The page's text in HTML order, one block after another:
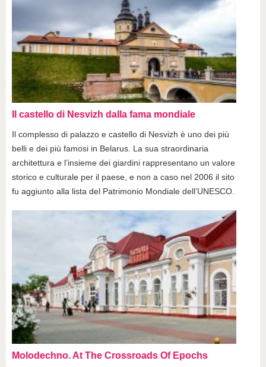
Il castello di Nesvizh dalla fama mondiale
Il complesso di palazzo e castello di Nesvizh è uno dei più
belli e dei più famosi in Belarus. La sua straordinaria
architettura e l’insieme dei giardini rappresentano un valore
storico e culturale per il paese, e non a caso nel 2006 il sito
fu aggiunto alla lista del Patrimonio Mondiale dell’UNESCO.
Molodechno. At The Crossroads Of Epochs